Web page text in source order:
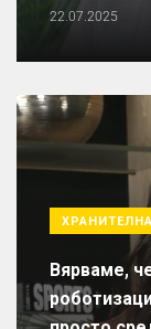
22.07.2025
Вярваме,